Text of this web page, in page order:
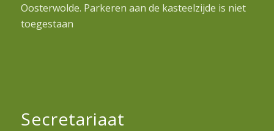
Oosterwolde. Parkeren aan de kasteelzijde is niet
toegestaan
Secretariaat